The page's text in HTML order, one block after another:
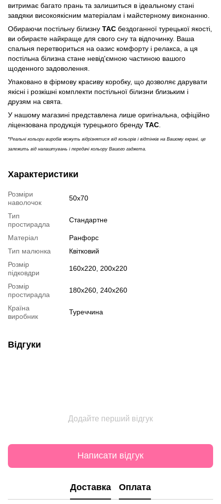
витримає багато прань та залишиться в ідеальному стані
завдяки високоякісним матеріалам і майстерному виконанню.
Обираючи постільну білизну TAC бездоганної турецької якості,
ви обираєте найкраще для свого сну та відпочинку. Ваша
спальня перетвориться на оазис комфорту і релакса, а ця
постільна білизна стане невід'ємною частиною вашого
щоденного задоволення.
Упаковано в фірмову красиву коробку, що дозволяє дарувати
якісні і розкішні комплекти постільної білизни близьким і
друзям на свята.
У нашому магазині представлена лише оригінальна, офіційно
ліцензована продукція турецького бренду TAC
*Реальні кольори виробів можуть відрізнятися від кольорів і відтінків на Вашому екрані, це
залежить від налаштувань і передачі кольору Вашого гаджета.
Характеристики
Розміри
наволочок
50х70
Тип
простирадла
Стандартне
Матеріал
Ранфорс
Тип малюнка
Квітковий
Розмір
підковдри
160х220, 200х220
Розмір
простирадла
180х260, 240х260
Країна
виробник
Туреччина
Відгуки
Додайте перший відгук
Написати відгук
Доставка Оплата